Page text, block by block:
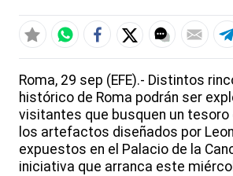
Roma, 29 sep (EFE).- Distintos
histórico de Roma podrán ser
visitantes que busquen un tesoro
los artefactos diseñados por
expuestos en el Palacio de la
iniciativa que arranca este